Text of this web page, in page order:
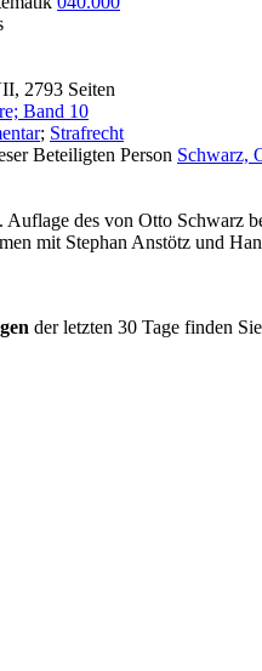
2793 Seiten
Band 10
; Strafrecht
Beteiligten Person Schwarz,
Auflage des von Otto Schwarz
mit Stephan Anstötz und
der letzten 30 Tage finden Sie